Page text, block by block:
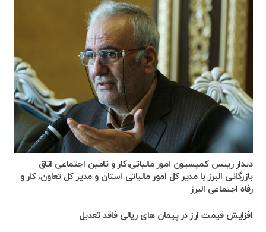
دیدار رییس کمیسیون امور مالیاتی،کار و تامین اجتماعی اتاق
بازرگانی البرز با مدیر کل امور مالیاتی استان و مدیر کل تعاون، کار و
رفاه اجتماعی البرز
افزایش قیمت ارز در پیمان های ریالی فاقد تعدیل